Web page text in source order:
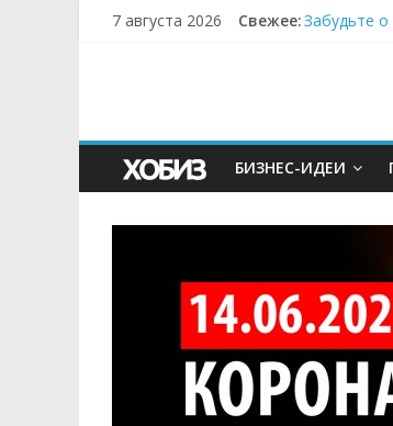
7 августа 2026 Свежее:Забудьте
БИЗНЕС-ИДЕИ